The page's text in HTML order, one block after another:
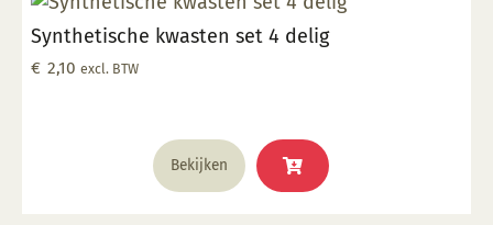
Synthetische kwasten set 4 delig
€ 2,10 excl. BTW
Bekijken